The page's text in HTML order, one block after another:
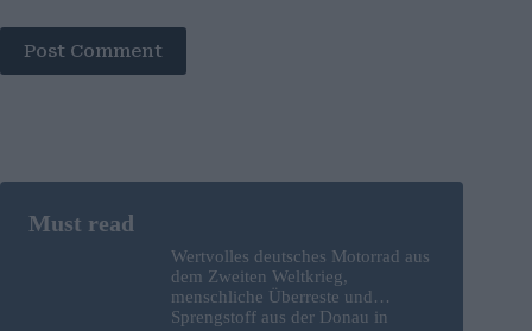
Post Comment
Wertvolles deutsches Motorrad aus
dem Zweiten Weltkrieg,
menschliche Überreste und
Sprengstoff aus der Donau in